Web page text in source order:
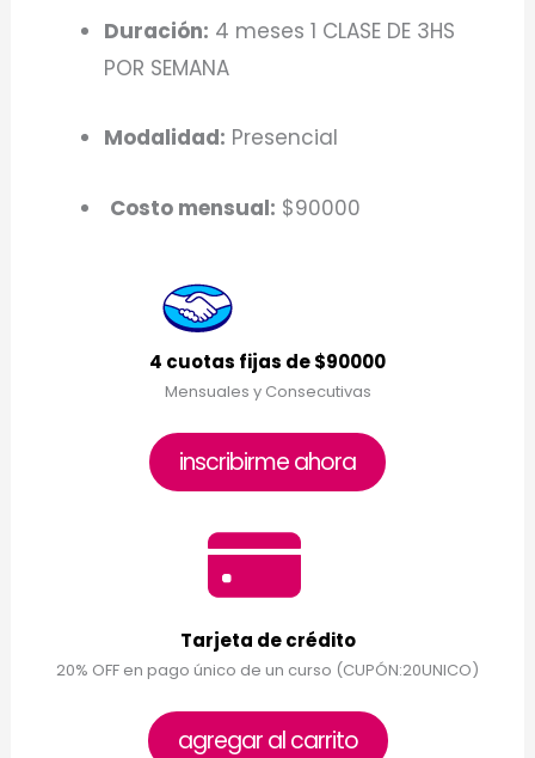
Duración: 4 meses1 CLASE DE 3HS
POR SEMANA
Modalidad: Presencial
Costo mensual: $90000
4 cuotas fijas de $90000
Mensuales y Consecutivas
inscribirme ahora
Tarjeta de crédito
20% OFF en pago único de un curso (CUPÓN:20UNICO)
agregar al carrito